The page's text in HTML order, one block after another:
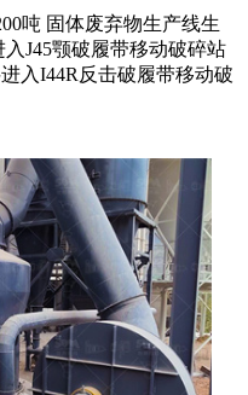
吨 固体废弃物生产线生
入J45颚破履带移动破碎站
入I44R反击破履带移动破